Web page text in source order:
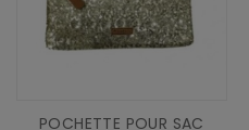
POCHETTE POUR SAC